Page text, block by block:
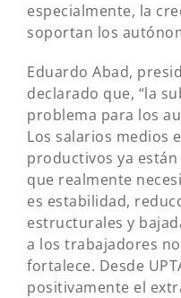
especialmente, la
soportan los
Eduardo Abad,
declarado que, “la
problema para los
Los salarios medios
productivos ya
que realmente
es estabilidad,
estructurales y
a los trabajadores
fortalece. Desde
positivamente el